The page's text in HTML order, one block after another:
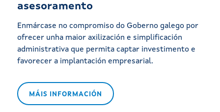
asesoramento
Enmárcase no compromiso do Goberno galego por
ofrecer unha maior axilización e simplificación
administrativa que permita captar investimento e
favorecer a implantación empresarial.
MÁIS INFORMACIÓN